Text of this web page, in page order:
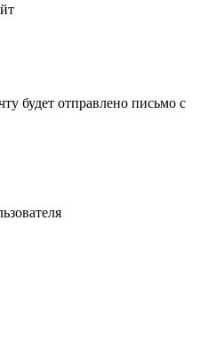
будет отправлено письмо с